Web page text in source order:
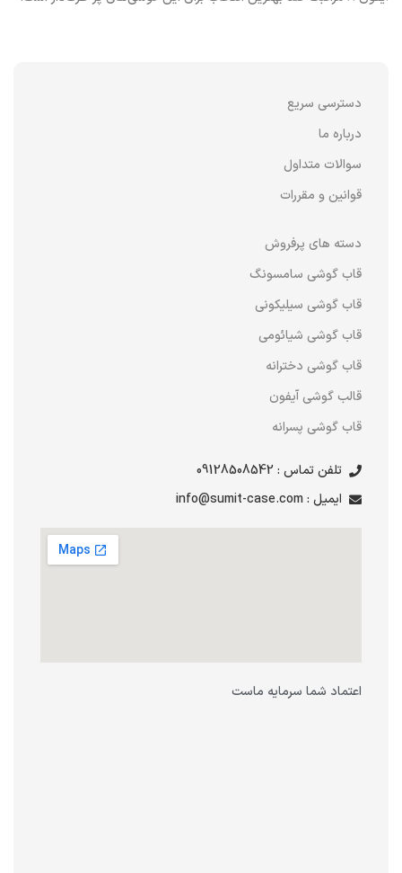
دسترسی سریع
درباره ما
سوالات متداول
قوانین و مقررات
دسته های پرفروش
قاب گوشی سامسونگ
قاب گوشی سیلیکونی
قاب گوشی شیائومی
قاب گوشی دخترانه
قالب گوشی آیفون
قاب گوشی پسرانه
تلفن تماس : 09128508542
ایمیل : info@sumit-case.com
اعتماد شما سرمایه ماست